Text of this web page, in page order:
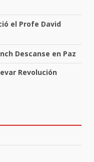
el Profe David
Descanse en Paz
Revolución